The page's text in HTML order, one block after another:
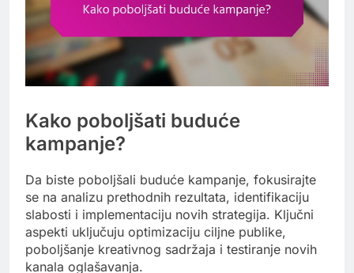
Kako poboljšati buduće
kampanje?
Da biste poboljšali buduće kampanje, fokusirajte
se na analizu prethodnih rezultata, identifikaciju
slabosti i implementaciju novih strategija. Ključni
aspekti uključuju optimizaciju ciljne publike,
poboljšanje kreativnog sadržaja i testiranje novih
kanala oglašavanja.